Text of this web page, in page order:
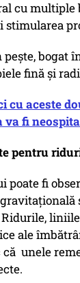
cu multiple
stimularea
pește, bogat
fină și
cu aceste
va fi
pentru
poate fi
ale
că unele